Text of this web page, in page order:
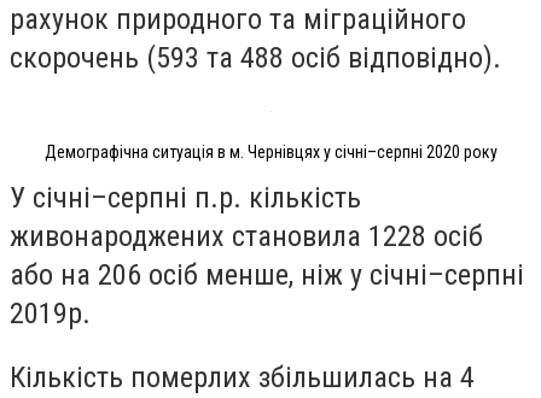
рахунок природного та міграційного
скорочень (593 та 488 осіб відповідно).
Демографічна ситуація в м. Чернівцях у січні–серпні 2020 року
У січні–серпні п.р. кількість
живонароджених становила 1228 осіб
або на 206 осіб менше, ніж у січні–серпні
2019р.
Кількість померлих збільшилась на 4